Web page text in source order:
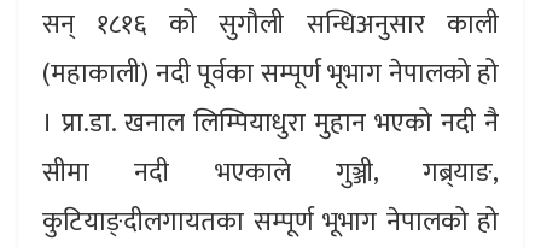
सन् १८१६ को सुगौली सन्धिअनुसार काली
(महाकाली) नदी पूर्वका सम्पूर्ण भूभाग नेपालको हो
। प्रा.डा. खनाल लिम्पियाधुरा मुहान भएको नदी नै
सीमा नदी भएकाले गुञ्जी, गब्र्याङ,
कुटियाङ्दीलगायतका सम्पूर्ण भूभाग नेपालको हो